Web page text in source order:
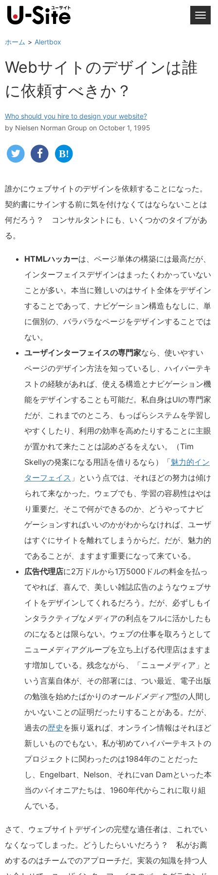
T
n
ホーム Alertbox
Webサイトのデザインは誰
に依頼すべきか？
Who should you hire to design your website?
by Nielsen Norman Group on October 1, 1995
誰かにウェブサイトのデザインを依頼することになった。
契約書にサインする前に気を付けなくてはならないことは
何だろう？ コンサルタントにも、いくつかのタイプがあ
る。
HTMLハッカーは、ページ単体の構築には最高だが、
インターフェイスデザインはまったくわかっていない
ことが多い。本当に難しいのはサイト全体をデザイン
することであって、ナビゲーション構造もなしに、単
に個別の、バラバラなページをデザインすることでは
ない。
ユーザインターフェイスの専門家なら、使いやすい
ページのデザイン方法を知っているし、ハイパーテキ
ストの経験があれば、使える構造とナビゲーション機
能をデザインすることも可能だ。私自身はUIの専門家
だが、これまでのところ、もっぱらシステムを学習し
やすくしたり、利用の効率を高めたりすることに主眼
が置かれて来たことは認めざるをえない。（Tim
Skellyの発案になる用語を借りるなら）「魅力的イン
ターフェイス 」という点では、それほどの努力は傾け
られて来なかった。ウェブでも、学習の容易性はやは
り重要だ。そこで何ができるのか、どうやってナビ
ゲーションすればいいのかがわからなければ、ユーザ
はすぐにサイトを離れてしまうからだ。だが、魅力的
であることが、ますます重要になって来ている。
広告代理店に2万ドルから1万5000ドルの料金を払っ
てやれば、喜んで、美しい雑誌広告のようなウェブサ
イトをデザインしてくれるだろう。だが、必ずしもイ
ンタラクティブなメディアの利点をフルに活かしたも
のになるとは限らない。ウェブの仕事を取ろうとして
ニューメディアグループを立ち上げる代理店はますま
す増加している。残念ながら、「ニューメディア」と
いう言葉自体が、その部署には、つい最近、電子出版
の勉強を始めたばかりのオールドメディア型の人間し
かいないことの証明だったりすることがある。だが、
過去の歴史 を振り返れば、オンライン情報はそれほど
新しいものでもない。私が初めてハイパーテキストの
プロジェクトに関わったのは1984年のことだった
し、Engelbart、Nelson、それにvan Damといった本
当のパイオニアたちは、1960年代からこれに取り組
んでいる。
さて、ウェブサイトデザインの完璧な適任者は、これでい
なくなってしまった。どうしたらいいだろう？ 私がお薦
めするのはチームでのアプローチだ。実装の知識を持つ人